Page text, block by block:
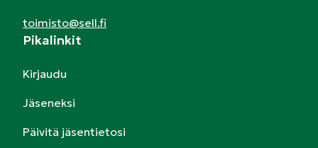
toimisto@sell.fi
Pikalinkit
Kirjaudu
Jäseneksi
Päivitä jäsentietosi